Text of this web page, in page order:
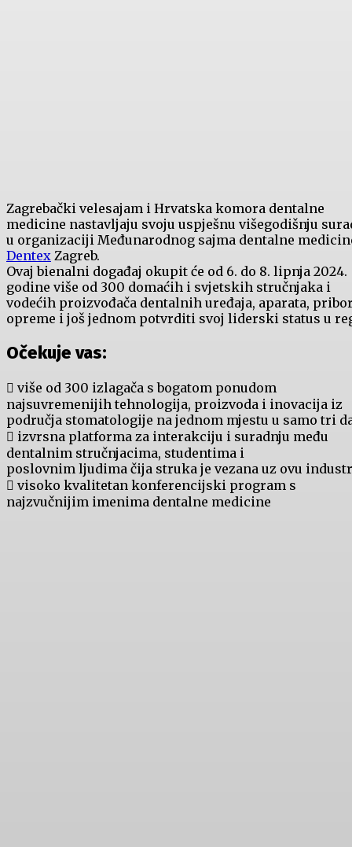
Zagrebački velesajam i Hrvatska komora dentalne
medicine nastavljaju svoju uspješnu višegodišnju
u organizaciji Međunarodnog sajma dentalne
Dentex Zagreb.
Ovaj bienalni događaj okupit će od 6. do 8. lipnja 2024.
godine više od 300 domaćih i svjetskih stručnjaka i
vodećih proizvođača dentalnih uređaja, aparata,
opreme i još jednom potvrditi svoj liderski status u
Očekuje vas:
 više od 300 izlagača s bogatom ponudom
najsuvremenijih tehnologija, proizvoda i inovacija iz
područja stomatologije na jednom mjestu u samo tri
 izvrsna platforma za interakciju i suradnju među
dentalnim stručnjacima, studentima i
poslovnim ljudima čija struka je vezana uz ovu
 visoko kvalitetan konferencijski program s
najzvučnijim imenima dentalne medicine